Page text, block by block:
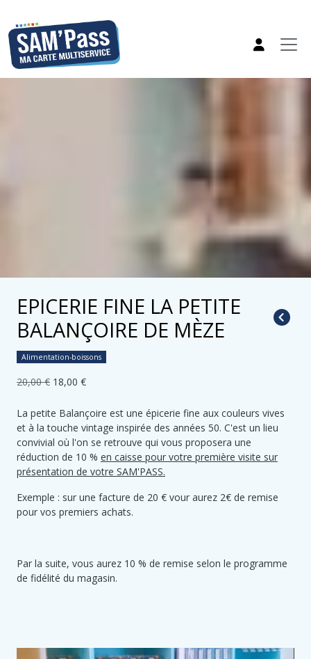
EPICERIE FINE LA PETITE
BALANÇOIRE DE MÈZE
Alimentation-boissons
20,00 € 18,00 €
La petite Balançoire est une épicerie fine aux couleurs vives
et à la touche vintage inspirée des années 50. C'est un lieu
convivial où l'on se retrouve qui vous proposera une
réduction de 10 % en caisse pour votre première visite sur
présentation de votre SAM'PASS.
Exemple : sur une facture de 20 € vour aurez 2€ de remise
pour vos premiers achats.
Par la suite, vous aurez 10 % de remise selon le programme
de fidélité du magasin.